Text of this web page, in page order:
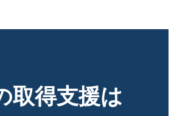
取得支援は